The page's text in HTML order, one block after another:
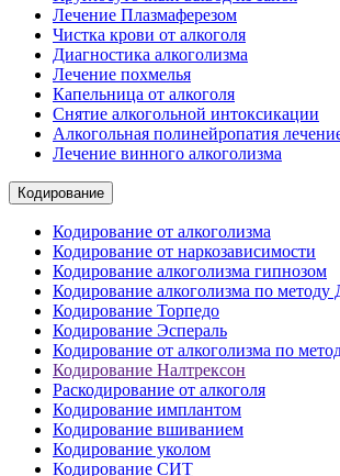
Лечение Плазмаферезом
Чистка крови от алкоголя
Диагностика алкоголизма
Лечение похмелья
Капельница от алкоголя
Снятие алкогольной интоксикации
Алкогольная полинейропатия
Лечение винного алкоголизма
Кодирование
Кодирование от алкоголизма
Кодирование от наркозависимости
Кодирование алкоголизма гипнозом
Кодирование алкоголизма по методу
Кодирование Торпедо
Кодирование Эспераль
Кодирование от алкоголизма по
Кодирование Налтрексон
Раскодирование от алкоголя
Кодирование имплантом
Кодирование вшиванием
Кодирование уколом
Кодирование СИТ